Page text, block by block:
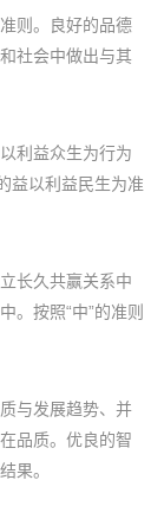
则。良好的品德
社会中做出与其
利益众生为行为
益以利益民生为准
长久共赢关系中
。按照“中”的准则
与发展趋势、并
品质。优良的智
果。